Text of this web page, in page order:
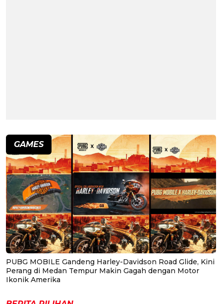
GAMES
PUBG MOBILE Gandeng Harley-Davidson Road Glide, Kini
Perang di Medan Tempur Makin Gagah dengan Motor
Ikonik Amerika